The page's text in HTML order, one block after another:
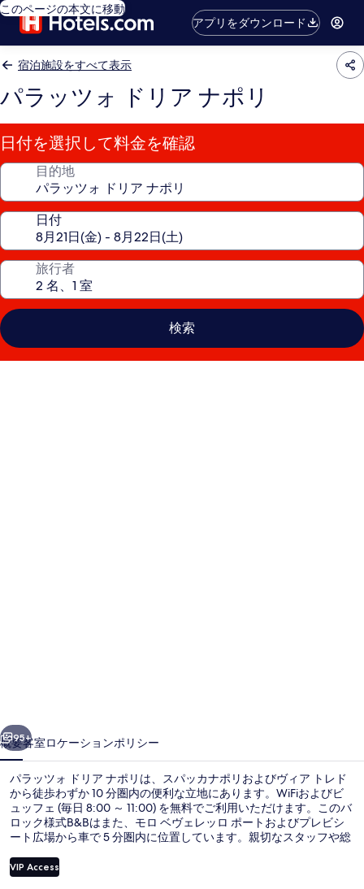
このページの本文に移動
アプリをダウンロード
宿泊施設をすべて表示
パラッツォ ドリア ナポリ
日付を選択して料金を確認
目的地
日付
旅行者
検索
ア
ナ
ポ
リ
の
写
95+
概要客室ロケーションポリシー
パラッツォ ドリア ナポリは、スパッカナポリおよびヴィア トレド
から徒歩わずか 10 分圏内の便利な立地にあります。WiFiおよびビ
ュッフェ (毎日 8:00 ～ 11:00) を無料でご利用いただけます。このバ
ロック様式B&Bはまた、モロ ベヴェレッロ ポートおよびプレビシ
ート広場から車で 5 分圏内に位置しています。親切なスタッフや総
辺ではさまざまな公共交通機関を利用できます。地下鉄 ダンテ駅ま
では 2 分、地下鉄 トレド駅までは 7 分です。
VIP Access